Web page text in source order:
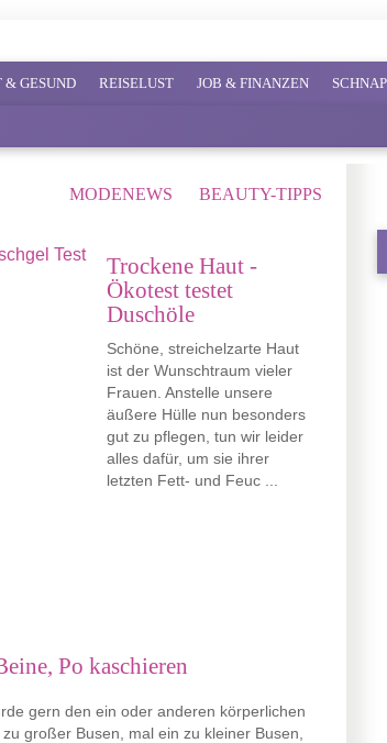
& GESUND REISELUST JOB & FINANZEN
MODENEWS BEAUTY-TIPPS
Trockene Haut -
Ökotest testet
Duschöle
Schöne, streichelzarte Haut
ist der Wunschtraum vieler
Frauen. Anstelle unsere
äußere Hülle nun besonders
gut zu pflegen, tun wir leider
alles dafür, um sie ihrer
letzten Fett- und Feuc ...
Po kaschieren
gern den ein oder anderen körperlichen
großer Busen, mal ein zu kleiner Busen,